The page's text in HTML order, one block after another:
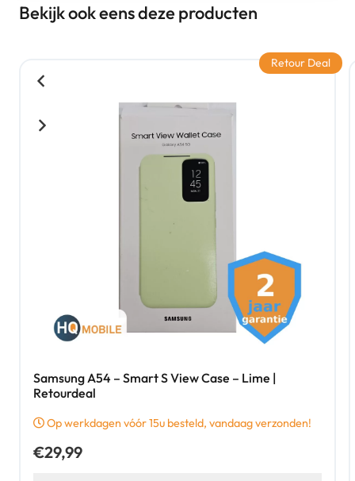
Bekijk ook eens deze producten
Samsung A54 – Smart S View Case – Lime |
Retourdeal
Op werkdagen vóór 15u besteld, vandaag verzonden!
€29,99
Retour Deal